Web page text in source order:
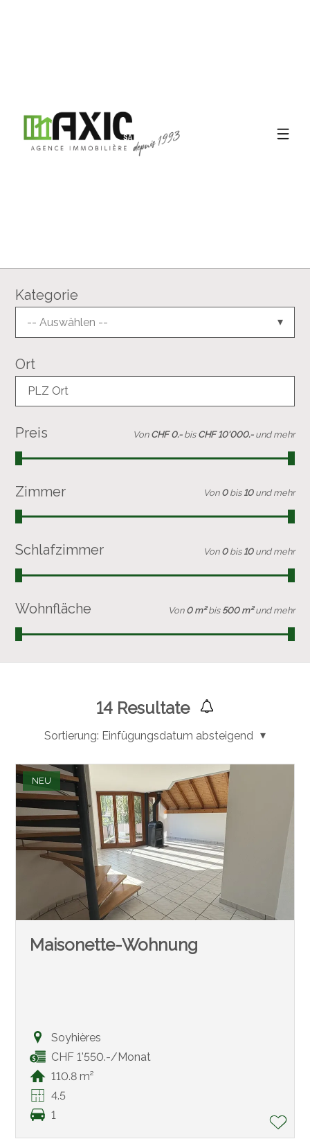
Kategorie
-- Auswählen --
Ort
PLZ Ort
Preis Von CHF 0.- bis CHF 10'000.- und mehr
Zimmer Von 0 bis 10 und mehr
Schlafzimmer Von 0 bis 10 und mehr
Wohnfläche Von 0 m² bis 500 m² und mehr
14 Resultate
Sortierung: Einfügungsdatum absteigend
NEU
Maisonette-Wohnung
Soyhières
CHF 1'550.-/Monat
110.8 m²
4.5
1